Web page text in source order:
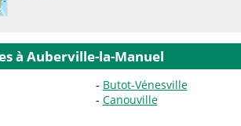
à Auberville-la-Manuel
Butot-Vénesville
Canouville